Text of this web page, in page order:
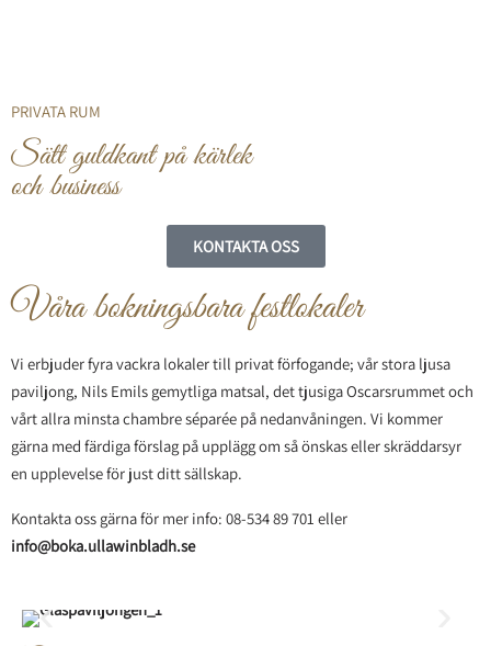
PRIVATA RUM
Sätt guldkant på kärlek
och business
KONTAKTA OSS
Våra bokningsbara festlokaler
Vi erbjuder fyra vackra lokaler till privat förfogande; vår stora ljusa
paviljong, Nils Emils gemytliga matsal, det tjusiga Oscarsrummet och
vårt allra minsta chambre séparée på nedanvåningen. Vi kommer
gärna med färdiga förslag på upplägg om så önskas eller skräddarsyr
en upplevelse för just ditt sällskap.
Kontakta oss gärna för mer info: 08-534 89 701 eller
info@boka.ullawinbladh.se